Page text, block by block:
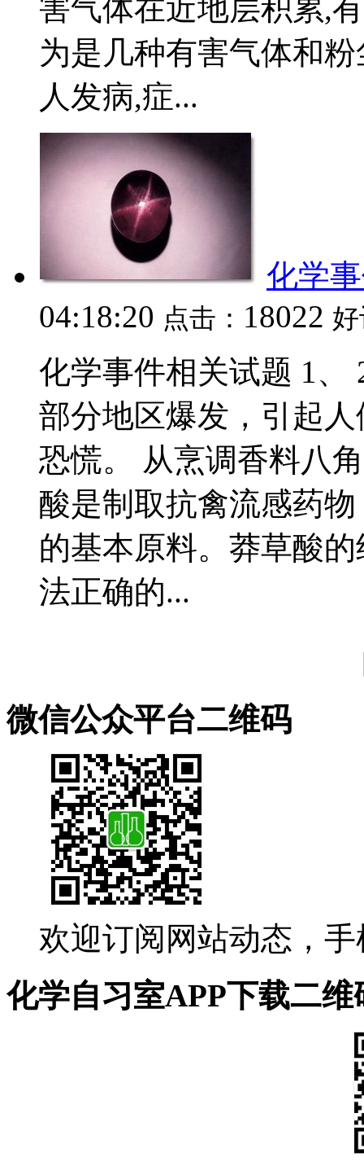
害气体在近地层积累,
为是几种有害气体和
人发病,症...
化学
04:18:20 点击： 18022
化学事件相关试题 1、
部分地区爆发，引起
恐慌。 从烹调香料八
酸是制取抗禽流感药
的基本原料。莽草酸
法正确的...
微信公众平台二维码
欢迎订阅网站动态，
化学自习室APP下载二维